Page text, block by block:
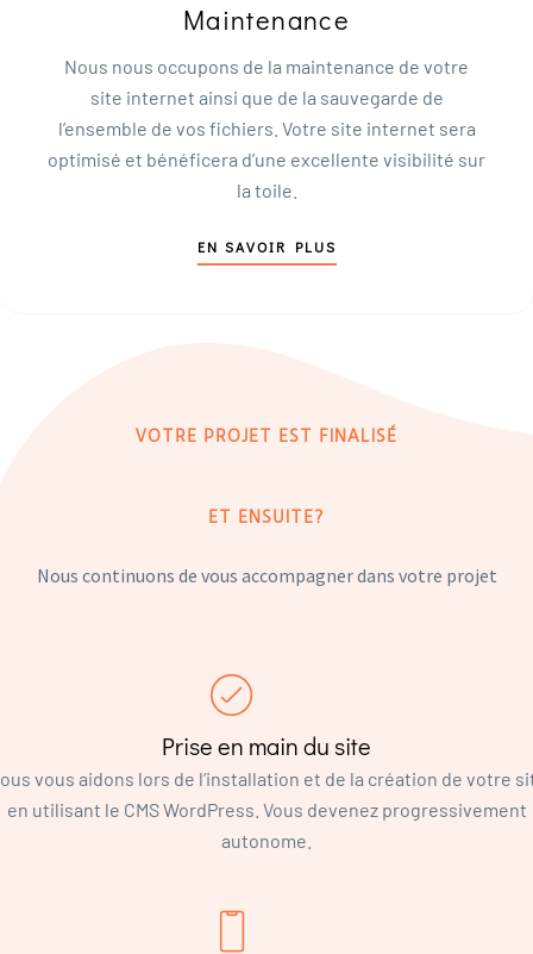
Maintenance
Nous nous occupons de la maintenance de votre
site internet ainsi que de la sauvegarde de
l’ensemble de vos fichiers. Votre site internet sera
optimisé et bénéficera d’une excellente visibilité sur
la toile.
EN SAVOIR PLUS
VOTRE PROJET EST FINALISÉ
ET ENSUITE?
Nous continuons de vous accompagner dans votre projet
Prise en main du site
vous aidons lors de l’installation et de la création de votre
en utilisant le CMS WordPress. Vous devenez progressivement
autonome.